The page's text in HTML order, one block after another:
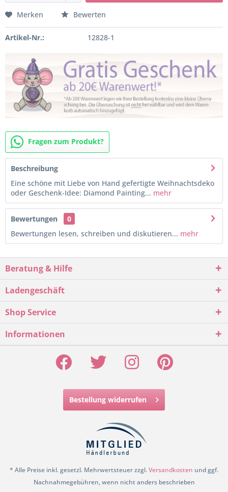
Merken Bewerten
Artikel-Nr.: 12828-1
Fragen zum Produkt?
Beschreibung
Eine schöne mit Liebe von Hand gefertigte Weihnachtsdeko
oder Geschenk-Idee: Diamond Painting... mehr
Bewertungen
0
Bewertungen lesen, schreiben und diskutieren... mehr
Beratung & Hilfe
Ladengeschäft
Shop Service
Informationen
Bestellung widerrufen
* Alle Preise inkl. gesetzl. Mehrwertsteuer zzgl.Versandkosten und ggf.
Nachnahmegebühren, wenn nicht anders beschrieben